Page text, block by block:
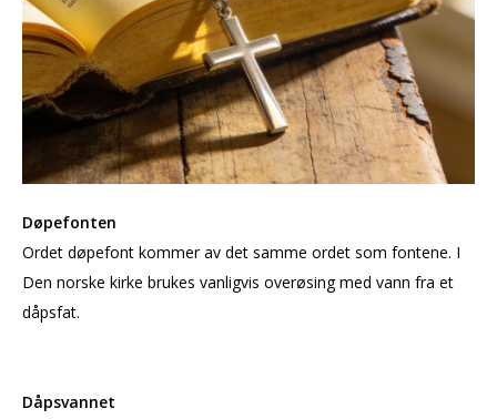
Døpefonten
Ordet døpefont kommer av det samme ordet som fontene. I
Den norske kirke brukes vanligvis overøsing med vann fra et
dåpsfat.
Dåpsvannet